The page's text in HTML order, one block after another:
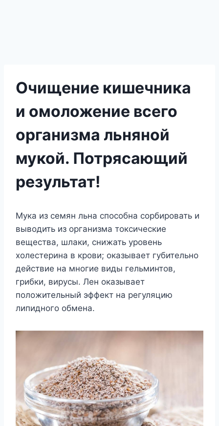
Очищение кишечника
и омоложение всего
организма льняной
мукой. Потрясающий
результат!
Мука из семян льна способна сорбировать и
выводить из организма токсические
вещества, шлаки, снижать уровень
холестерина в крови; оказывает губительно
действие на многие виды гельминтов,
грибки, вирусы. Лен оказывает
положительный эффект на регуляцию
липидного обмена.